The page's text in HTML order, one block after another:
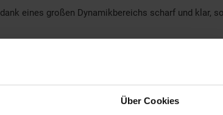
Über Cookies
eines großen Dynamikbereichs scharf und klar,
Kontrolle über deine Bewegungen. Die Palm
Geräte, ohne Dongle mit den integrierten